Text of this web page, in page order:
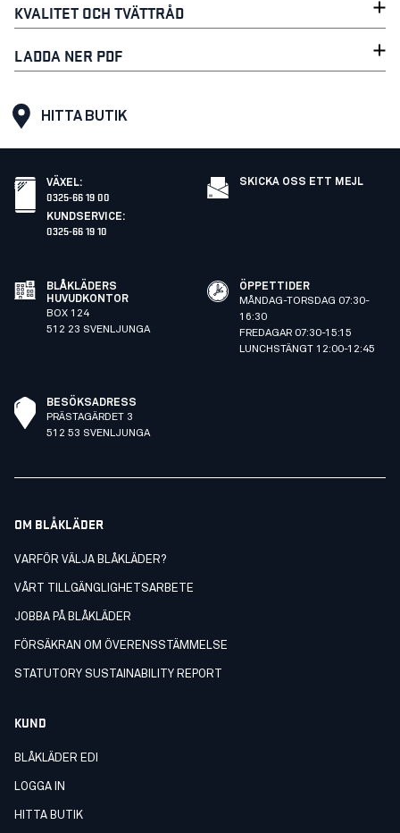
KVALITET OCH TVÄTTRÅD
LADDA NER PDF
HITTA BUTIK
VÄXEL:
0325-66 19 00
KUNDSERVICE:
0325-66 19 10
SKICKA OSS ETT MEJL
BLÅKLÄDERS
HUVUDKONTOR
BOX 124
512 23 SVENLJUNGA
ÖPPETTIDER
MÅNDAG-TORSDAG 07:30-
16:30
FREDAGAR 07:30-15:15
LUNCHSTÄNGT 12:00-12:45
BESÖKSADRESS
PRÄSTAGÄRDET 3
512 53 SVENLJUNGA
OM BLÅKLÄDER
VARFÖR VÄLJA BLÅKLÄDER?
VÅRT TILLGÄNGLIGHETSARBETE
JOBBA PÅ BLÅKLÄDER
FÖRSÄKRAN OM ÖVERENSSTÄMMELSE
STATUTORY SUSTAINABILITY REPORT
KUND
BLÅKLÄDER EDI
LOGGA IN
HITTA BUTIK